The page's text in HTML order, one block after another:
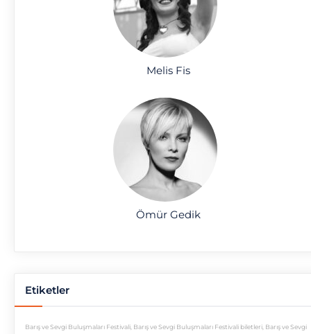
Melis Fis
Ömür Gedik
Etiketler
Barış ve Sevgi Buluşmaları Festivali, Barış ve Sevgi Buluşmaları Festivali biletleri, Barış ve Sevgi